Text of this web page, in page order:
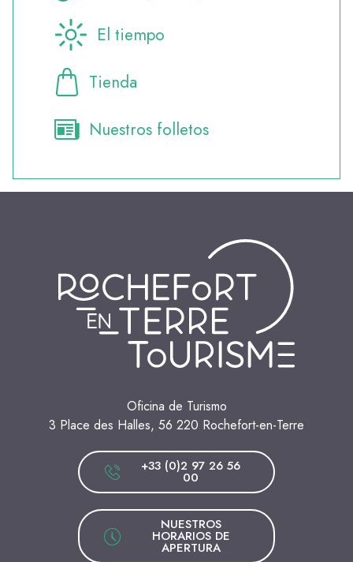
El tiempo
Tienda
Nuestros folletos
Oficina de Turismo
3 Place des Halles, 56 220 Rochefort-en-Terre
+33 (0)2 97 26 56
00
NUESTROS
HORARIOS DE
APERTURA